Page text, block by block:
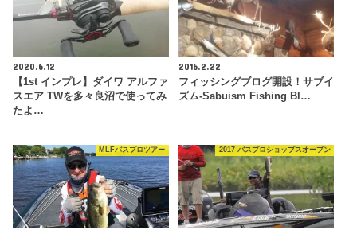
2020.6.12
【1st インプレ】ダイワ アルファ
スエア TWを多々良沼で使ってみ
たよ…
2016.2.22
フィッシングブログ開設！サブイ
ズム-Sabuism Fishing Bl…
MLFバスプロツアー 2017 バスプロショップスオープン